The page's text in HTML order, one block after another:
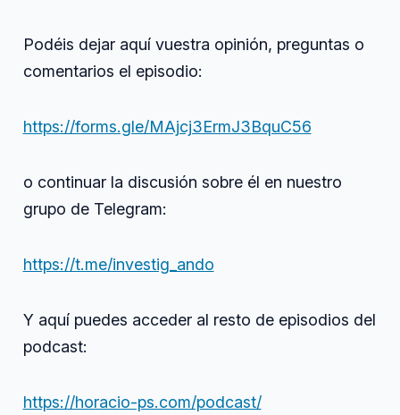
Podéis dejar aquí vuestra opinión, preguntas o
comentarios el episodio:
https://forms.gle/MAjcj3ErmJ3BquC56
o continuar la discusión sobre él en nuestro
grupo de Telegram:
https://t.me/investig_ando
Y aquí puedes acceder al resto de episodios del
podcast:
https://horacio-ps.com/podcast/